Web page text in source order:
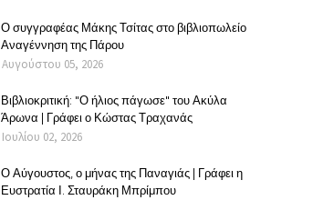
Ο συγγραφέας Μάκης Τσίτας στο βιβλιοπωλείο
Αναγέννηση της Πάρου
Αυγούστου 05, 2026
Βιβλιοκριτική: "Ο ήλιος πάγωσε" του Ακύλα
Άρωνα | Γράφει ο Κώστας Τραχανάς
Ιουλίου 02, 2026
Ο Αύγουστος, ο μήνας της Παναγιάς | Γράφει η
Ευστρατία Ι. Σταυράκη Μπρίμπου